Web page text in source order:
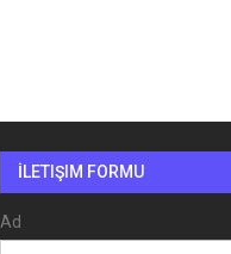
İLETIŞIM FORMU
Ad